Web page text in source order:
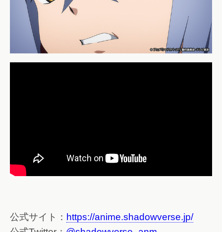
公式サイト： https://anime.shadowverse.jp/